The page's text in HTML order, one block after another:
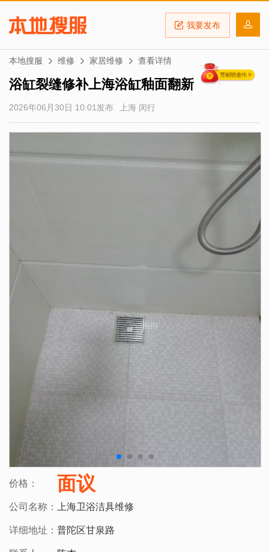
我要发布
本地搜服 维修 家居维修 查看详情
浴缸裂缝修补上海浴缸釉面翻新
2026年06月30日 10:01发布 上海 闵行
价格： 面议
公司名称： 上海卫浴洁具维修
详细地址： 普陀区甘泉路